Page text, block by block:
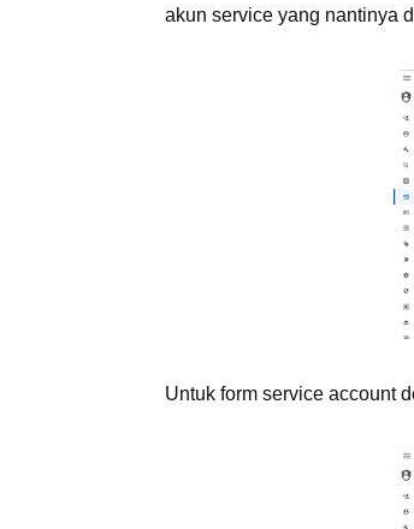
akun service yang nantinya
Untuk form service account